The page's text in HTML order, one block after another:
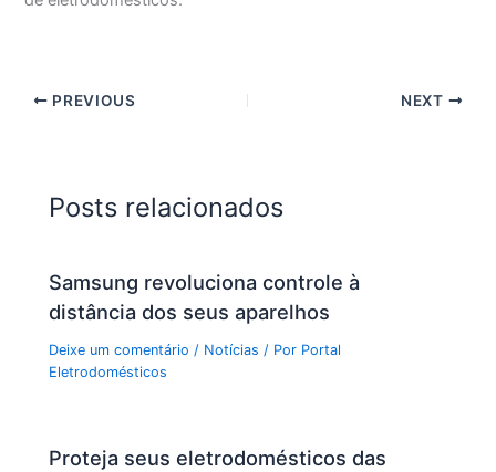
PREVIOUS NEXT
Posts relacionados
Samsung revoluciona controle à
distância dos seus aparelhos
Deixe um comentário / Notícias / Por Portal
Eletrodomésticos
Proteja seus eletrodomésticos das